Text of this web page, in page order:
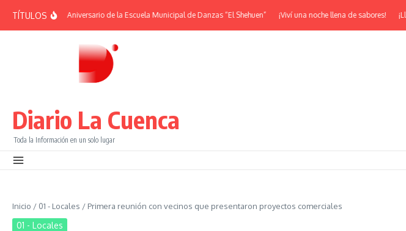
TÍTULOS
| 38° Aniversario de la Escuela Municipal de Danzas “El Shehuen” ¡Viví una noche llena de sabores! ¡Llega la
Diario La Cuenca
Toda la Información en un solo lugar
Inicio / 01 - Locales / Primera reunión con vecinos que presentaron proyectos comerciales
01 - Locales